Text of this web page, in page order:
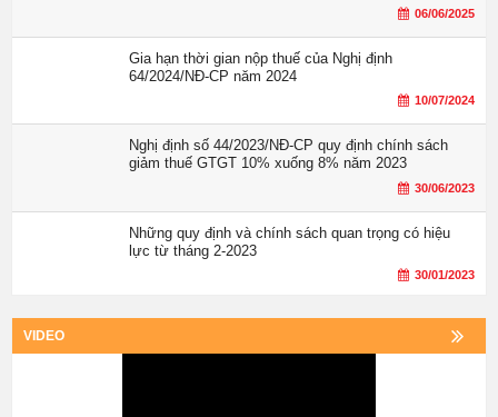
06/06/2025
Gia hạn thời gian nộp thuế của Nghị định
64/2024/NĐ-CP năm 2024
10/07/2024
Nghị định số 44/2023/NĐ-CP quy định chính sách
giảm thuế GTGT 10% xuống 8% năm 2023
30/06/2023
Những quy định và chính sách quan trọng có hiệu
lực từ tháng 2-2023
30/01/2023
VIDEO